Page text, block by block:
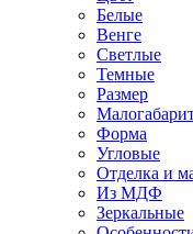
Белые
Венге
Светлые
Темные
Размер
Форма
Угловые
Отделка и
Из МДФ
Зеркальные